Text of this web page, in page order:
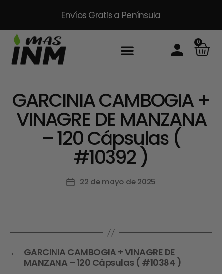
Envíos Gratis a Península
0
GARCINIA CAMBOGIA +
VINAGRE DE MANZANA
– 120 Cápsulas (
#10392 )
22 de mayo de 2025
← GARCINIA CAMBOGIA + VINAGRE DE
MANZANA – 120 Cápsulas ( #10384 )